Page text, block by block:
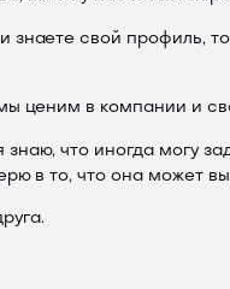
знаете свой профиль,
ценим в компании и
что иногда могу
в то, что она может